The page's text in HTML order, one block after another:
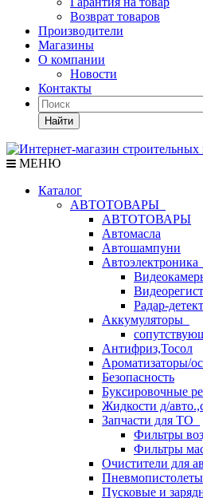
Возврат товаров
Производители
Магазины
О компании
Новости
Контакты
Найти
МЕНЮ
Каталог
АВТОТОВАРЫ
АВТОТОВАРЫ
Автомасла
Автошампуни
Автоэлектроника
Радар-
Аккумуляторы
Антифриз,Тосол
Ароматизаторы/
Безопасность
Буксировочные
Жидкости д/
Запчасти для ТО
Фильтры
Фильтры
Очистители для
Пневмопистолеты
Пусковые и